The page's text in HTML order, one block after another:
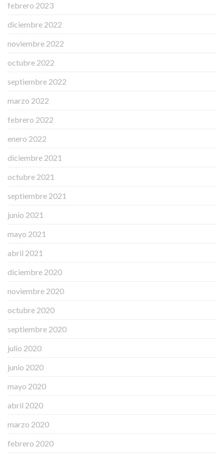
febrero 2023
diciembre 2022
noviembre 2022
octubre 2022
septiembre 2022
marzo 2022
febrero 2022
enero 2022
diciembre 2021
octubre 2021
septiembre 2021
junio 2021
mayo 2021
abril 2021
diciembre 2020
noviembre 2020
octubre 2020
septiembre 2020
julio 2020
junio 2020
mayo 2020
abril 2020
marzo 2020
febrero 2020